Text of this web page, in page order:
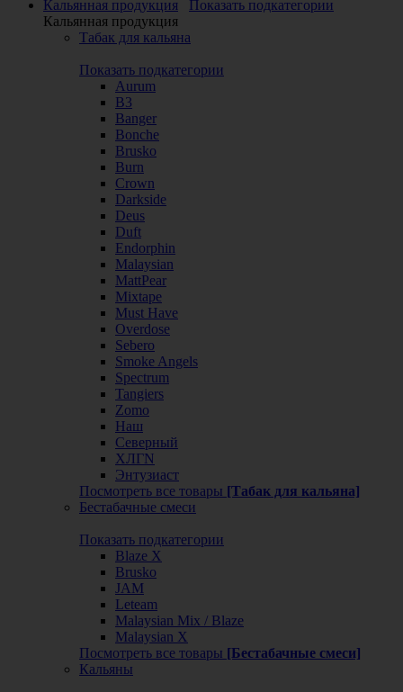
Кальянная продукция
Показать подкатегории
Кальянная продукция
Табак для кальяна
Показать подкатегории
Aurum
B3
Banger
Bonche
Brusko
Burn
Crown
Darkside
Deus
Duft
Endorphin
Malaysian
MattPear
Mixtape
Must Have
Overdose
Sebero
Smoke Angels
Spectrum
Tangiers
Zomo
Наш
Северный
ХЛГN
Энтузиаст
Посмотреть все товары [Табак для кальяна]
Бестабачные смеси
Показать подкатегории
Blaze X
Brusko
JAM
Leteam
Malaysian Mix / Blaze
Malaysian X
Посмотреть все товары [Бестабачные смеси]
Кальяны